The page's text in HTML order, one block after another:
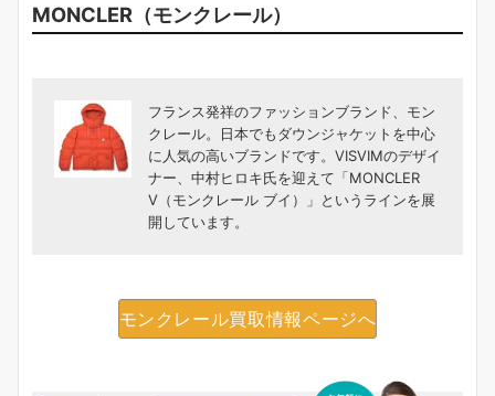
MONCLER（モンクレール）
フランス発祥のファッションブランド、モン
クレール。日本でもダウンジャケットを中心
に人気の高いブランドです。VISVIMのデザイ
ナー、中村ヒロキ氏を迎えて「MONCLER
V（モンクレール ブイ）」というラインを展
開しています。
モンクレール買取情報ページへ